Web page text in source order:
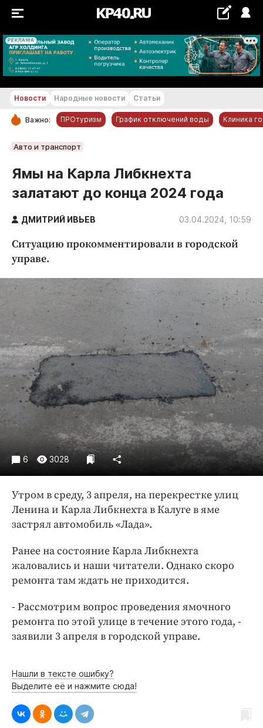
РЕКЛАМА
+20...+21 °С
РУБРИКИ
Обнинск
Новости компаний
Статьи
Народные новости
Благоустройство
Культура
Недвижимость и ЖКХ
Образование
Общество
Погода
Праздники
Происшествия
Спорт
Экономика и бизнес
ПРОЕКТЫ
Блоги
Издания
Медиаперсона
Интересное чтиво
Клиника года
Бренд года
Работодатель года
Новости Народные новости Статьи
Важно: ПРОтуризм График отключений воды Клиника
Авто и транспорт
Ямы на Карла Либкнехта
залатают до конца 2024 года
ДМИТРИЙ ИВЬЕВ 03.04.2024, 10:59
Ситуацию прокомментировали в городской
управе.
6 3028
Утром в среду, 3 апреля, на перекрестке улиц
Ленина и Карла Либкнехта в Калуге в яме
застрял автомобиль «Лада».
Ранее на состояние Карла Либкнехта
жаловались и наши читатели. Однако скоро
ремонта там ждать не приходится.
- Рассмотрим вопрос проведения ямочного
ремонта по этой улице в течение этого года, -
заявили 3 апреля в городской управе.
Нашли в тексте ошибку?
Выделите её и нажмите сюда!